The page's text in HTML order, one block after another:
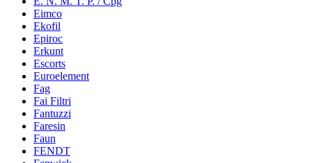
Eimco
Ekofil
Epiroc
Erkunt
Escorts
Euroelement
Fag
Fai Filtri
Fantuzzi
Faresin
Faun
FENDT